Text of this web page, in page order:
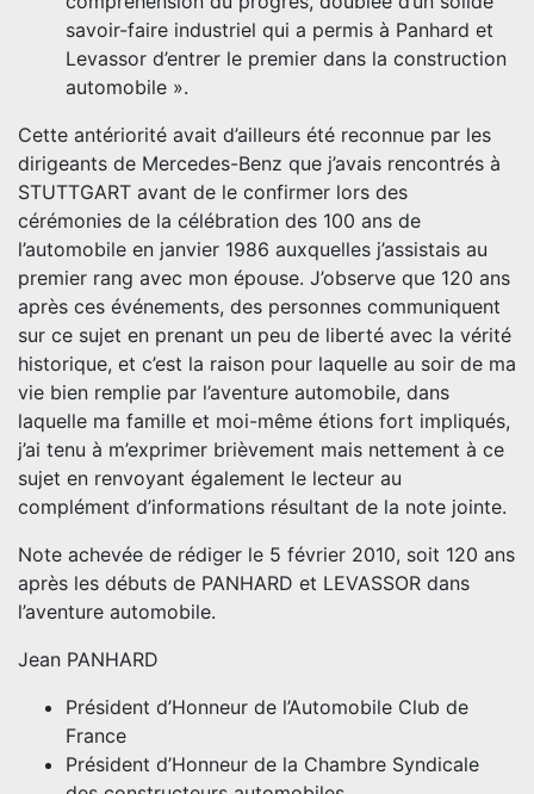
savoir-faire industriel qui a permis à Panhard et
Levassor d’entrer le premier dans la construction
automobile ».
Cette antériorité avait d’ailleurs été reconnue par les
dirigeants de Mercedes-Benz que j’avais rencontrés à
STUTTGART avant de le confirmer lors des
cérémonies de la célébration des 100 ans de
l’automobile en janvier 1986 auxquelles j’assistais au
premier rang avec mon épouse. J’observe que 120 ans
après ces événements, des personnes communiquent
sur ce sujet en prenant un peu de liberté avec la vérité
historique, et c’est la raison pour laquelle au soir de ma
vie bien remplie par l’aventure automobile, dans
laquelle ma famille et moi-même étions fort impliqués,
j’ai tenu à m’exprimer brièvement mais nettement à ce
sujet en renvoyant également le lecteur au
complément d’informations résultant de la note jointe.
Note achevée de rédiger le 5 février 2010, soit 120 ans
après les débuts de PANHARD et LEVASSOR dans
l’aventure automobile.
Jean PANHARD
Président d’Honneur de l’Automobile Club de
France
Président d’Honneur de la Chambre Syndicale